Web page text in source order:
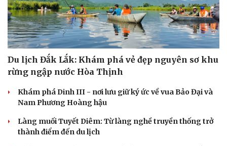
Cải chính
Du lịch Đắk Lắk: Khám phá vẻ đẹp nguyên sơ khu
rừng ngập nước Hòa Thịnh
Khám phá Dinh III - nơi lưu giữ ký ức về vua Bảo Đại và
Nam Phương Hoàng hậu
Làng muối Tuyết Diêm: Từ làng nghề truyền thống trở
thành điểm đến du lịch